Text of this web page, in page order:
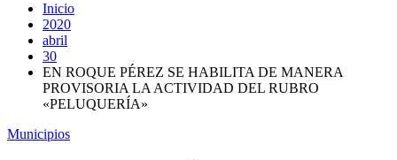
Inicio
2020
abril
30
EN ROQUE PÉREZ SE HABILITA DE MANERA
PROVISORIA LA ACTIVIDAD DEL RUBRO
«PELUQUERÍA»
Municipios